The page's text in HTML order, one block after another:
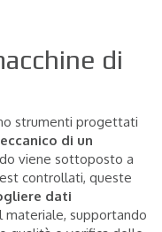
di
strumenti progettati
di un
viene sottoposto a
controllati, queste
dati
supportando